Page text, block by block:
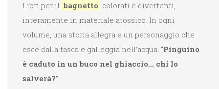
Libri per il bagnetto colorati e divertenti,
interamente in materiale atossico. In ogni
volume, una storia allegra e un personaggio che
esce dalla tasca e galleggia nell’acqua. “Pinguino
è caduto in un buco nel ghiaccio… chi lo
salverà?”